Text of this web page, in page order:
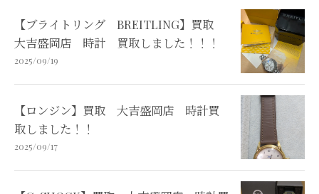
【ブライトリング BREITLING】買取
大吉盛岡店 時計 買取しました！！！
2025/09/19
【ロンジン】買取 大吉盛岡店 時計買
取しました！！
2025/09/17